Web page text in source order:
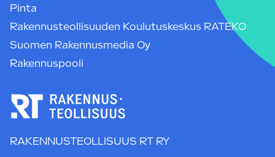
Pinta
Rakennusteollisuuden Koulutuskeskus RATEKO
Suomen Rakennusmedia Oy
Rakennuspooli
RAKENNUSTEOLLISUUS RT RY